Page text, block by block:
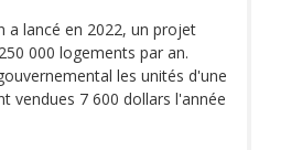
a lancé en 2022, un projet
000 logements par an.
les unités d'une
vendues 7 600 dollars l'année